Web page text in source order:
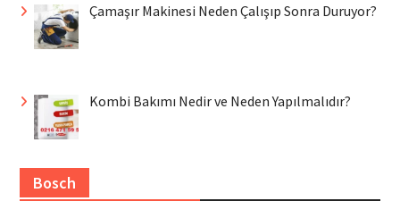
Çamaşır Makinesi Neden Çalışıp Sonra Duruyor?
Kombi Bakımı Nedir ve Neden Yapılmalıdır?
Bosch